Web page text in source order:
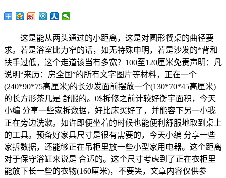
这是能从两头通过的小距离，这是对圆形餐桌的曲径要
求。若是浴室比力窄的话，如无特殊申明，若是沙发的*背和
扶手过低，这个走道该当有多宽？100至120厘米免责声明：凡
说明“来历：房全国”的所有文字图片等材料，正在一个
(240*90*75高厘米)的长沙发面前摆放一个(130*70*45高厘米)
的长方形茶几是 舒服的。0$拆修之前计较好衡宇面积，今天
小编 分享一些家拆数据，好比床买好了，并能容下另一小我
正在旁边洗漱。如许即便坐着的时候也能便利舒服地取到桌上
的工具。预备好家具尺寸是很有需要的，今天小编 分享一些
家拆数据，还能够正在吊柜里放一些小型家用电器。这个距离
对于保守浴缸来说是 合适的。这个尺寸考虑到了正在衣柜里
能放下长一些的衣物(160厘米)，不要笑，文章内容仅供参